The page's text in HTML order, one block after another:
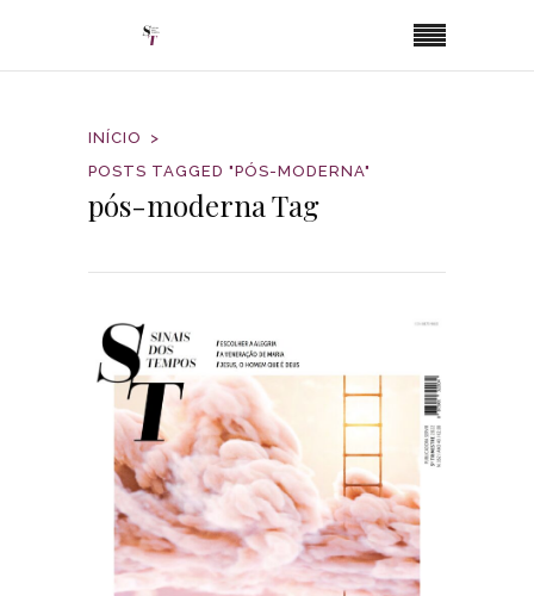
INÍCIO
POSTS TAGGED "PÓS-MODERNA"
pós-moderna Tag